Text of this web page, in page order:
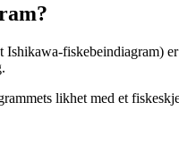
Ishikawa-fiskebeindiagram)
likhet med et